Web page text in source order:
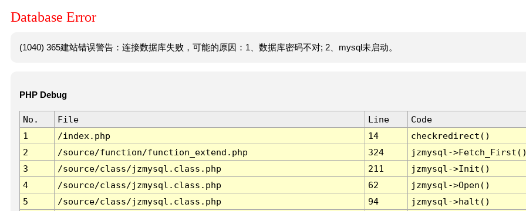
Database Error
(1040) 365建站错误警告：连接数据库失败，可能的原因：1、数据库密码不对; 2、mysql未启动。
PHP Debug
No. File Line
Code
1
/index.php 14
checkredirect()
2
/source/function/function_extend.php 324
jzmysql-
3
/source/class/jzmysql.class.php 211
jzmysql->Init()
4
/source/class/jzmysql.class.php 62
jzmysql->Open()
5
/source/class/jzmysql.class.php 94
jzmysql->halt()